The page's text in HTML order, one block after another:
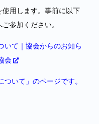
用します。事前に以下
参加ください。
て｜協会からのお知ら
会
いて」のページです。